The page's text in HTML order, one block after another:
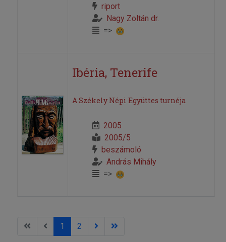
riport
Nagy Zoltán dr.
=>
Ibéria, Tenerife
A Székely Népi Együttes turnéja
2005
2005/5
beszámoló
András Mihály
=>
1 2